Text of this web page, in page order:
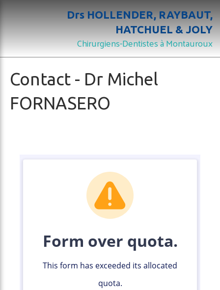
Drs HOLLENDER, RAYBAUT,
HATCHUEL & JOLY
Chirurgiens-Dentistes à Montauroux
Contact - Dr Michel
FORNASERO